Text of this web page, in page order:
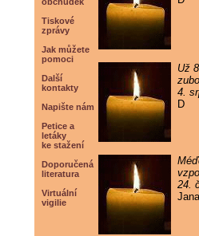
Tiskové
zprávy
Jak můžete
pomoci
Další
kontakty
Napište nám
Petice a
letáky
ke stažení
Doporučená
literatura
Virtuální
vigilie
Už
4.
D
24.